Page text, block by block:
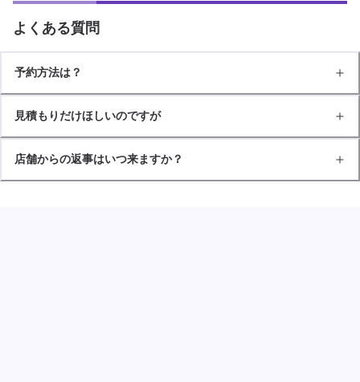
よくある質問
予約方法は？
見積もりだけほしいのですが
店舗からの返事はいつ来ますか？